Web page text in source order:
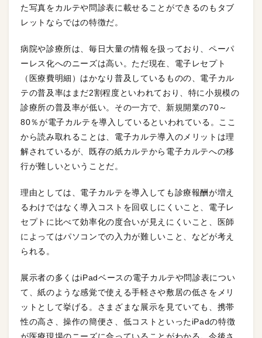
た写真をカルテや問診表に載せることができるのもタブ
レットならではの特徴だ。
病院や診療所は、毎日大量の情報を扱っており、ペーパ
ーレス化へのニーズは高い。ただ現在、電子レセプト
（医療費明細）はかなり普及しているものの、電子カル
テの普及率はまだ2割程度といわれており、特に小規模の
診療所の普及率が低い。その一方で、新規開業の70～
80％が電子カルテを導入しているといわれている。ここ
から読み取れることは、電子カルテ導入のメリットは理
解されているが、既存の紙カルテから電子カルテへの移
行が難しいということだ。
理由としては、電子カルテを導入しても診療報酬が増え
るわけではなく導入コストを回収しにくいこと、電子レ
セプトに比べて効率化の度合いが見えにくいこと、医師
によってはパソコンでの入力が難しいこと、などが考え
られる。
展示者の多くはiPadベースの電子カルテや問診表につい
て、紙のような感覚で使える手軽さや敷居の低さをメリ
ットとして挙げる。さまざまな展示を見ていても、携帯
性の高さ、操作の簡便さ、低コストといったiPadの特徴
が医療現場のニーズに合っていることがわかる。今後さ